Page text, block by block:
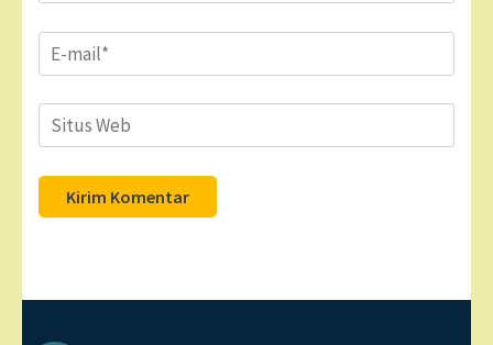
Email*
Situs
Web